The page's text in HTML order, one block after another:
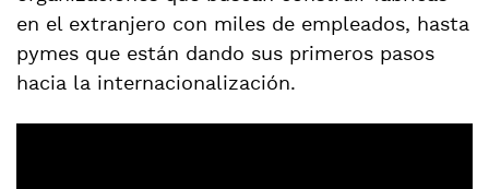
en el extranjero con miles de empleados, hasta
pymes que están dando sus primeros pasos
hacia la internacionalización.